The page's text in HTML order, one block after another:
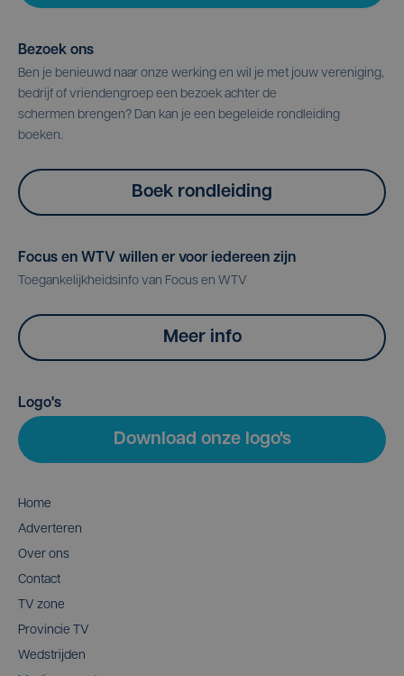
Bezoek ons
Ben je benieuwd naar onze werking en wil je met jouw vereniging,
bedrijf of vriendengroep een bezoek achter de
schermen brengen? Dan kan je een begeleide rondleiding
boeken.
Boek rondleiding
Focus en WTV willen er voor iedereen zijn
Toegankelijkheidsinfo van Focus en WTV
Meer info
Logo's
Download onze logo's
Home
Adverteren
Over ons
Contact
TV zone
Provincie TV
Wedstrijden